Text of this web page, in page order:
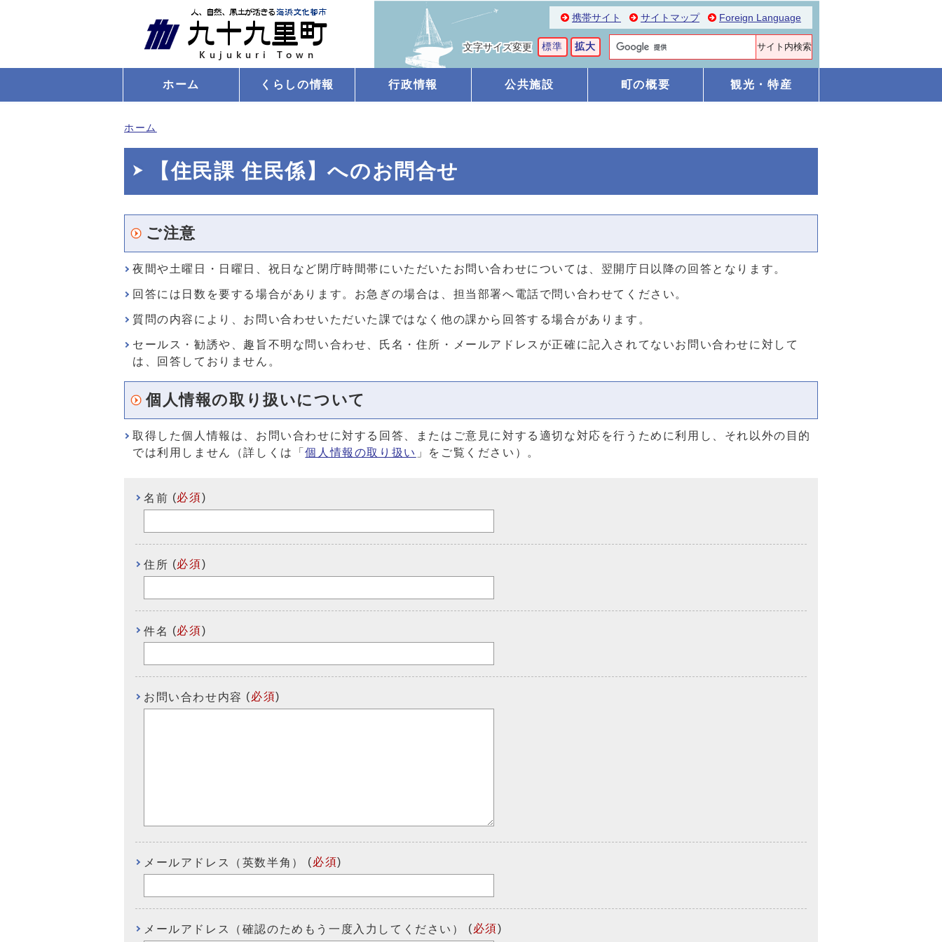
携帯サイト サイトマップ Foreign Language
文字サイズ変更 標準 拡大
ホーム くらしの情報 行政情報 公共施設 町の概要 観光・特産
ホーム
【住民課 住民係】へのお問合せ
ご注意
夜間や土曜日・日曜日、祝日など閉庁時間帯にいただいたお問い合わせについては、翌開庁日以降の回答となります。
回答には日数を要する場合があります。お急ぎの場合は、担当部署へ電話で問い合わせてください。
質問の内容により、お問い合わせいただいた課ではなく他の課から回答する場合があります。
セールス・勧誘や、趣旨不明な問い合わせ、氏名・住所・メールアドレスが正確に記入されてないお問い合わせに対して
は、回答しておりません。
個人情報の取り扱いについて
取得した個人情報は、お問い合わせに対する回答、またはご意見に対する適切な対応を行うために利用し、それ以外の目的
では利用しません（詳しくは「個人情報の取り扱い 」をご覧ください）。
名前 (必須)
住所 (必須)
件名 (必須)
お問い合わせ内容 (必須)
メールアドレス（英数半角） (必須)
メールアドレス（確認のためもう一度入力してください） (必須)